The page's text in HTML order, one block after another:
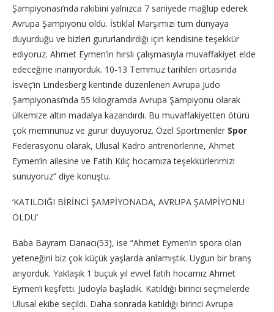
Şampiyonası’nda rakibini yalnızca 7 saniyede mağlup ederek
Avrupa Şampiyonu oldu. İstiklal Marşımızı tüm dünyaya
duyurduğu ve bizleri gururlandırdığı için kendisine teşekkür
ediyoruz. Ahmet Eymen’in hırslı çalışmasıyla muvaffakiyet elde
edeceğine inanıyorduk. 10-13 Temmuz tarihleri ortasında
İsveç’in Lindesberg kentinde düzenlenen Avrupa Judo
Şampiyonası’nda 55 kilogramda Avrupa Şampiyonu olarak
ülkemize altın madalya kazandırdı. Bu muvaffakiyetten ötürü
çok memnunuz ve gurur duyuyoruz. Özel Sportmenler Spor
Federasyonu olarak, Ulusal Kadro antrenörlerine, Ahmet
Eymen’in ailesine ve Fatih Kılıç hocamıza teşekkürlerimizi
sunuyoruz” diye konuştu.
‘KATILDIĞI BİRİNCİ ŞAMPİYONADA, AVRUPA ŞAMPİYONU
OLDU’
Baba Bayram Danacı(53), ise “Ahmet Eymen’in spora olan
yeteneğini biz çok küçük yaşlarda anlamıştık. Uygun bir branş
arıyorduk. Yaklaşık 1 buçuk yıl evvel fatih hocamız Ahmet
Eymen’i keşfetti. Judoyla başladık. Katıldığı birinci seçmelerde
Ulusal ekibe seçildi. Daha sonrada katıldığı birinci Avrupa